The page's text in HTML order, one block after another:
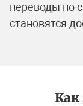
переводы по
становятся
Как